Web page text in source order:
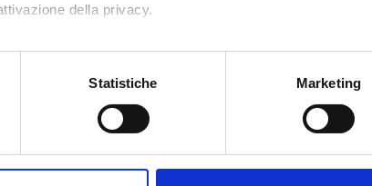
della privacy.
con un'approssimazione di qualche metro,
Dichiarazione sui cookie.
Statistiche Marketing